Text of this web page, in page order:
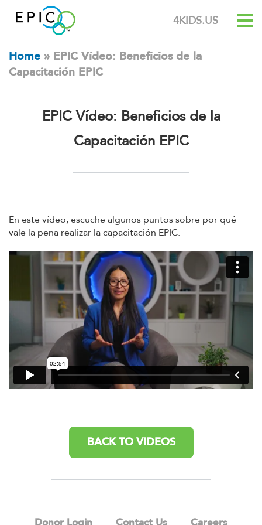
4KIDS.US
Home » EPIC Vídeo: Beneficios de la
Capacitación EPIC
EPIC Vídeo: Beneficios de la
Capacitación EPIC
En este vídeo, escuche algunos puntos sobre por qué
vale la pena realizar la capacitación EPIC.
BACK TO VIDEOS